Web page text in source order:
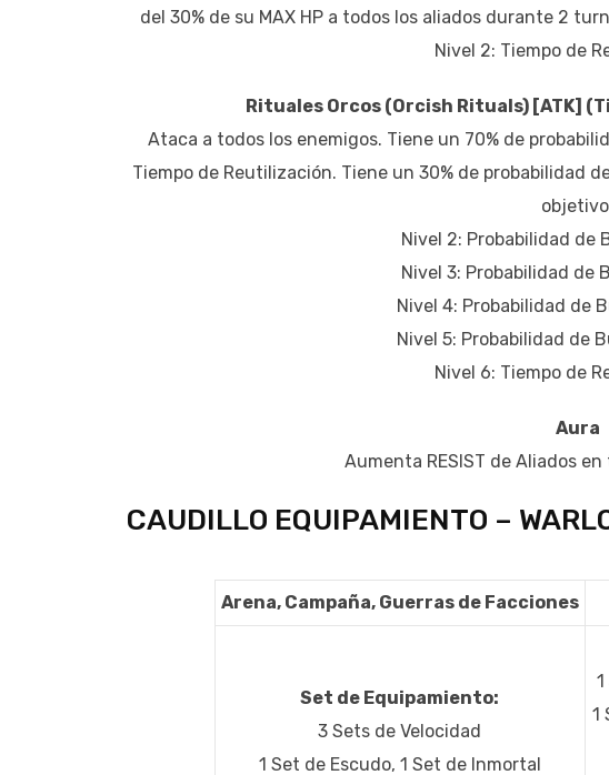
del 30% de su MAX HP a todos los aliados durante 2
Nivel 2: Tiempo de
Rituales Orcos (Orcish Rituals) [ATK] (
Ataca a todos los enemigos. Tiene un 70% de
Tiempo de Reutilización. Tiene un 30% de probabilidad
Nivel 2: Probabilidad de
Nivel 3: Probabilidad de
Nivel 4: Probabilidad de
Nivel 5: Probabilidad de
Nivel 6: Tiempo de
Aura
Aumenta RESIST de Aliados
CAUDILLO EQUIPAMIENTO –
Arena, Campaña, Guerras de Facciones
Set de Equipamiento:
3 Sets de Velocidad
1 Set de Escudo, 1 Set de Inmortal
1